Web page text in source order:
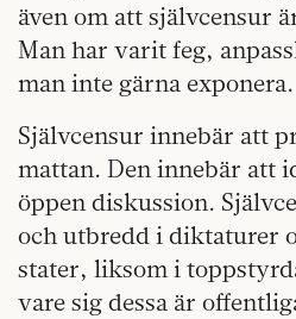
även om att självcensur
Man har varit feg,
man inte gärna exponera.
Självcensur innebär att
mattan. Den innebär att
öppen diskussion.
och utbredd i diktaturer
stater, liksom i
vare sig dessa är